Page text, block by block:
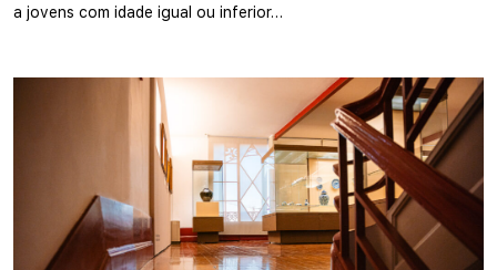
a jovens com idade igual ou inferior…